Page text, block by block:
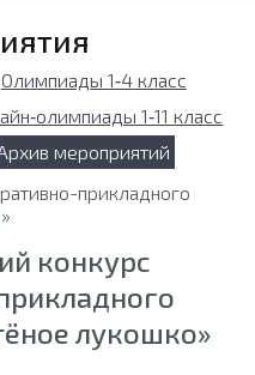
Олимпиады 1‑4 класс
1‑11 класс
мероприятий
конкурс
лукошко»